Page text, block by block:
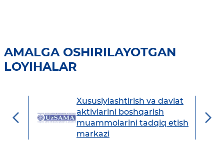
AMALGA OSHIRILAYOTGAN
LOYIHALAR
Xususiylashtirish va davlat
aktivlarini boshqarish
muammolarini tadqiq etish
markazi